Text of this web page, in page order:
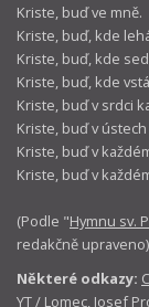
Kriste, buď ve mně.
Kriste, buď, kde
Kriste, buď, kde
Kriste, buď, kde
Kriste, buď v srdci
Kriste, buď v
Kriste, buď v
Kriste, buď v
(Podle "Hymnu sv.
redakčně upraveno)
Některé odkazy:
YT/ Lomec, Josef